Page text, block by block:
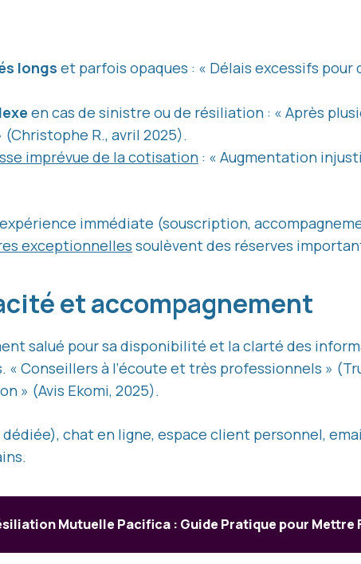
longs et parfois opaques : « Délais excessifs
en cas de sinistre ou de résiliation : « Après
R., avril 2025).
imprévue de la cotisation : « Augmentation
immédiate (souscription,
exceptionnelles soulèvent des réserves
et accompagnement
salué pour sa disponibilité et la clarté des
Conseillers à l’écoute et très professionnels »
» (Avis Ekomi, 2025).
chat en ligne, espace client personnel,
Mutuelle Pacifica : Guide Pratique pour Mettre